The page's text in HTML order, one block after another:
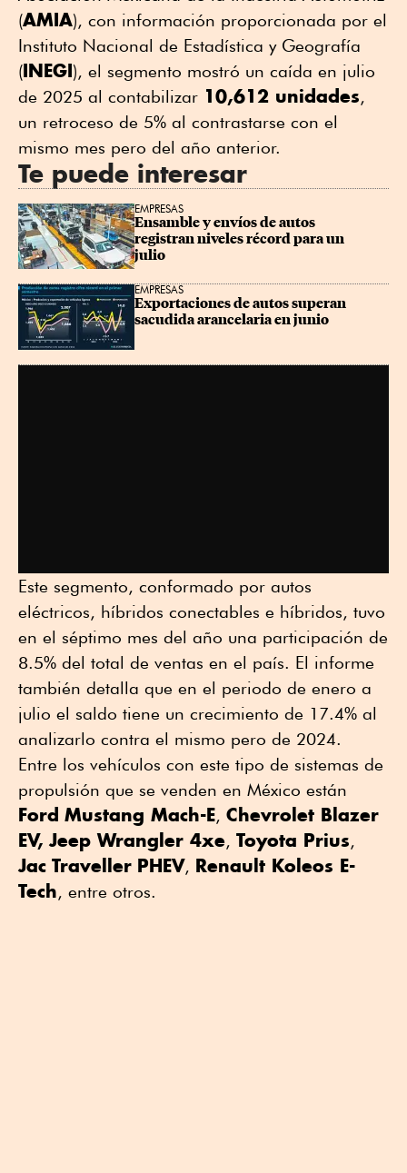
(AMIA), con información proporcionada por el
Instituto Nacional de Estadística y Geografía
(INEGI), el segmento mostró un caída en julio
de 2025 al contabilizar 10,612 unidades,
un retroceso de 5% al contrastarse con el
mismo mes pero del año anterior.
Te puede interesar
EMPRESAS
Ensamble y envíos de autos
registran niveles récord para un
julio
EMPRESAS
Exportaciones de autos superan
sacudida arancelaria en junio
Este segmento, conformado por autos
eléctricos, híbridos conectables e híbridos, tuvo
en el séptimo mes del año una participación de
8.5% del total de ventas en el país. El informe
también detalla que en el periodo de enero a
julio el saldo tiene un crecimiento de 17.4% al
analizarlo contra el mismo pero de 2024.
Entre los vehículos con este tipo de sistemas de
propulsión que se venden en México están
Ford Mustang Mach-E, Chevrolet Blazer
EV, Jeep Wrangler 4xe, Toyota Prius,
Jac Traveller PHEV, Renault Koleos E-
Tech, entre otros.